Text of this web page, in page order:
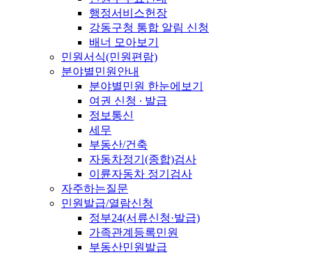
행정서비스헌장
강동구청 통합 알림 신청
배너 모아보기
민원서식(민원편람)
분야별민원안내
분야별민원 한눈에보기
여권 신청 ∙ 발급
정보통신
세무
부동산/건축
자동차정기(종합)검사
이륜자동차 정기검사
자주하는질문
민원발급/열람신청
정부24(서류신청·발급)
가족관계등록민원
부동산민원발급